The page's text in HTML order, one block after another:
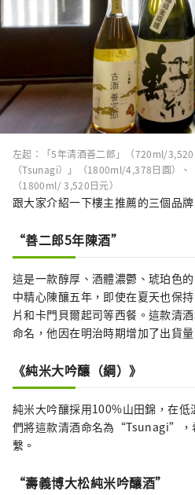
左起：「5年清酒善二郎」（720ml/
（Tsunagi）」（1800ml/4,378日圓）、
（1800ml/ 3,520日元）
跟大家介紹一下樓主推薦的三個品牌
“善二郎5年陳酒”
這是一款醇厚、酒體濃鬱、琥珀色
中精心陳釀五年，即使在夏天也保
片和卡門貝爾起司等西餐。這款清
命名，他因在明治時期增加了出貨
《純米大吟釀（綱）》
純米大吟釀採用100%山田錦，在
們將這款清酒命名為“Tsunagi”，
繫。
“壽義博大松純米吟釀酒”